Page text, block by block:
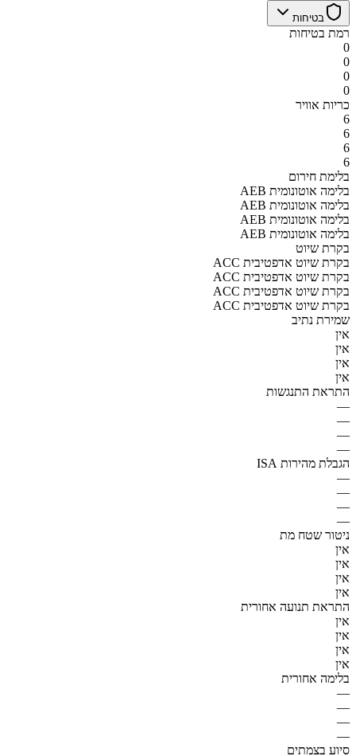
בטיחות
רמת בטיחות
0
0
0
0
כריות אוויר
6
6
6
6
בלימת חירום
AEB בלימה אוטונומית
AEB בלימה אוטונומית
AEB בלימה אוטונומית
AEB בלימה אוטונומית
בקרת שיוט
ACC בקרת שיוט אדפטיבית
ACC בקרת שיוט אדפטיבית
ACC בקרת שיוט אדפטיבית
ACC בקרת שיוט אדפטיבית
שמירת נתיב
אין
אין
אין
אין
התראת התנגשות
—
—
—
—
הגבלת מהירות ISA
—
—
—
—
ניטור שטח מת
אין
אין
אין
אין
התראת תנועה אחורית
אין
אין
אין
אין
בלימה אחורית
—
—
—
—
סיוע בצמתים